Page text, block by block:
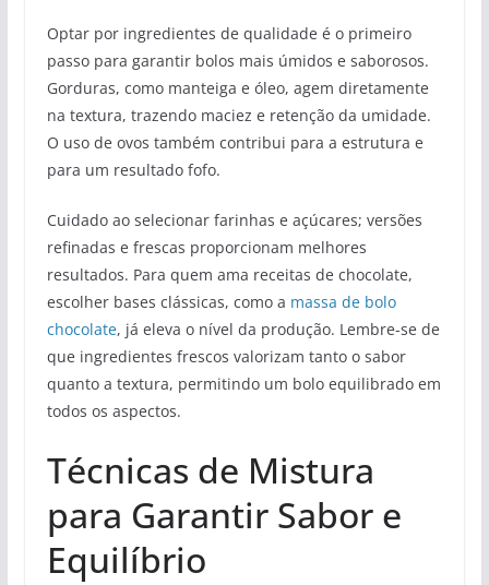
Optar por ingredientes de qualidade é o primeiro
passo para garantir bolos mais úmidos e saborosos.
Gorduras, como manteiga e óleo, agem diretamente
na textura, trazendo maciez e retenção da umidade.
O uso de ovos também contribui para a estrutura e
para um resultado fofo.
Cuidado ao selecionar farinhas e açúcares; versões
refinadas e frescas proporcionam melhores
resultados. Para quem ama receitas de chocolate,
escolher bases clássicas, como a massa de bolo
chocolate, já eleva o nível da produção. Lembre-se de
que ingredientes frescos valorizam tanto o sabor
quanto a textura, permitindo um bolo equilibrado em
todos os aspectos.
Técnicas de Mistura
para Garantir Sabor e
Equilíbrio